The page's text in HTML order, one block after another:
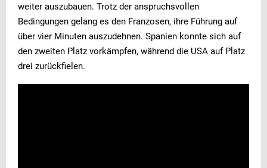
weiter auszubauen. Trotz der anspruchsvollen
Bedingungen gelang es den Franzosen, ihre Führung auf
über vier Minuten auszudehnen. Spanien konnte sich auf
den zweiten Platz vorkämpfen, während die USA auf Platz
drei zurückfielen.